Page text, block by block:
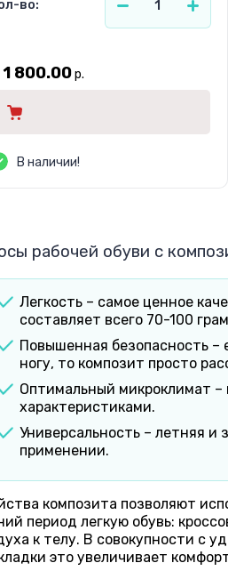
во:
1 800.00р.
В наличии!
рабочей обуви с
Легкость – самое ценное
составляет всего 70-100
Повышенная безопасность –
ногу, то композит просто
Оптимальный микроклимат
характеристиками.
Универсальность – летняя
применении.
композита позволяют
период легкую обувь:
к телу. В совокупности с
это увеличивает